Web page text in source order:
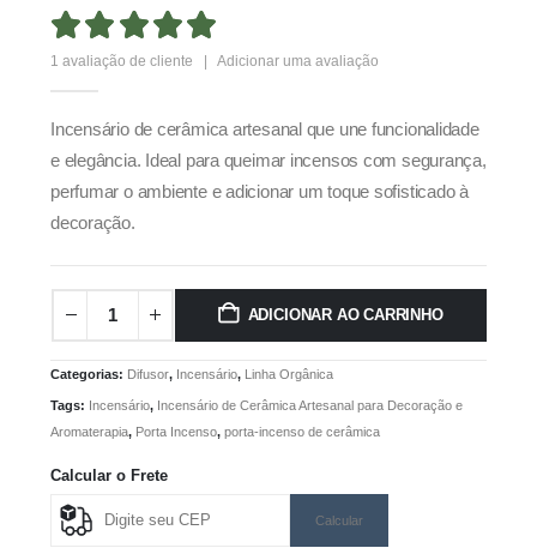
5.00out of 5
1 avaliação de cliente Adicionar uma avaliação
Incensário de cerâmica artesanal que une funcionalidade
e elegância. Ideal para queimar incensos com segurança,
perfumar o ambiente e adicionar um toque sofisticado à
decoração.
ADICIONAR AO CARRINHO
Categorias: Difusor, Incensário, Linha Orgânica
Tags: Incensário, Incensário de Cerâmica Artesanal para Decoração e
Aromaterapia, Porta Incenso, porta-incenso de cerâmica
Calcular o Frete
Calcular